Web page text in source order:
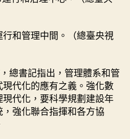
和管理中間。（總臺央視
總書記指出，管理體系和管
代化的應有之義。強化數
代化，要科學規劃建設年
強化聯合指揮和各方協